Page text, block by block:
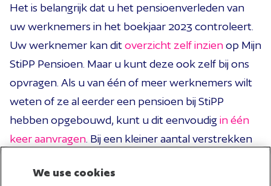
Het is belangrijk dat u het pensioenverleden van
uw werknemers in het boekjaar 2023 controleert.
Uw werknemer kan ditoverzicht zelf inzienop Mijn
StiPP Pensioen. Maar u kunt deze ook zelf bij ons
opvragen. Als u van één of meer werknemers wilt
weten of ze al eerder een pensioen bij StiPP
hebben opgebouwd, kunt u dit eenvoudigin één
keer aanvragen. Bij een kleiner aantal verstrekken
We use cookies